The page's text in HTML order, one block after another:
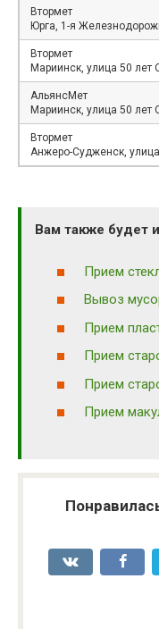
Втормет
Юрга, 1-я
Втормет
Мариинск, улица 50 лет
АльянсМет
Мариинск, улица 50 лет
Втормет
Анжеро-Судженск,
Вам также будет
Прием
Вывоз
Прием
Прием
Прием
Прием